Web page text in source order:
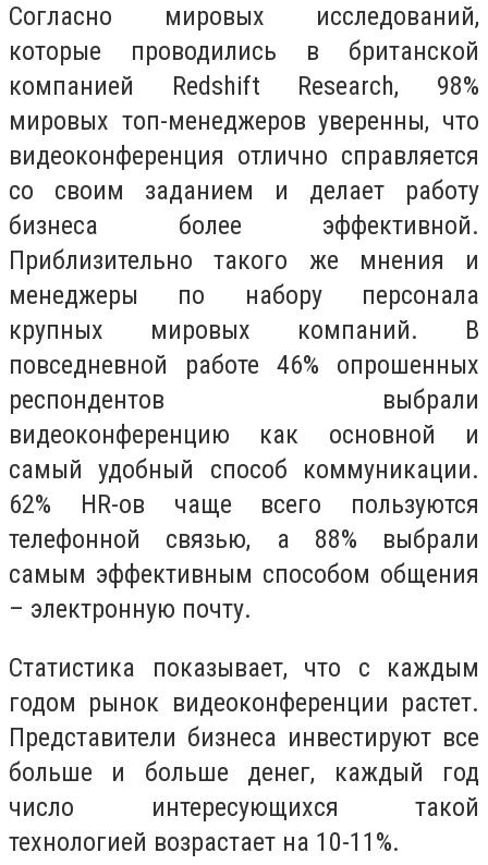
Согласно мировых исследований,
которые проводились в британской
компанией Redshift Research, 98%
мировых топ-менеджеров уверенны, что
видеоконференция отлично справляется
со своим заданием и делает работу
бизнеса более эффективной.
Приблизительно такого же мнения и
менеджеры по набору персонала
крупных мировых компаний. В
повседневной работе 46% опрошенных
респондентов выбрали
видеоконференцию как основной и
самый удобный способ коммуникации.
62% HR-ов чаще всего пользуются
телефонной связью, а 88% выбрали
самым эффективным способом общения
– электронную почту.
Статистика показывает, что с каждым
годом рынок видеоконференции растет.
Представители бизнеса инвестируют все
больше и больше денег, каждый год
число интересующихся такой
технологией возрастает на 10-11%.